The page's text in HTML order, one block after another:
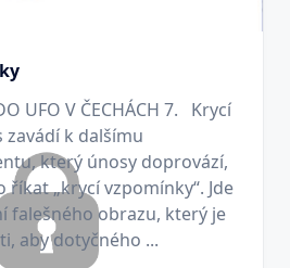
UFO V ČECHÁCH 7. Krycí
zavádí k dalšímu
který únosy doprovází,
říkat „krycí vzpomínky“. Jde
falešného obrazu, který je
aby dotyčného ...